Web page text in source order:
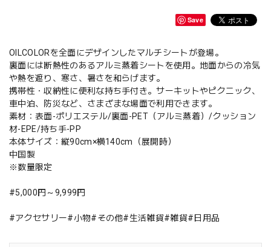
Save
OILCOLORを全面にデザインしたマルチシートが登場。
裏面には断熱性のあるアルミ蒸着シートを使用。 地面からの冷気
や熱を遮り、寒さ、暑さを和らげます。
携帯性・収納性に便利な持ち手付き。 サーキットやピクニック、
車中泊、防災など、さまざまな場面で利用できます。
素材：表面-ポリエステル/裏面-PET（アルミ蒸着）/クッション
材-EPE/持ち手-PP
本体サイズ：縦90cm×横140cm（展開時）
中国製
※数量限定
#5,000円～9,999円
#アクセサリー#小物#その他#生活雑貨#雑貨#日用品